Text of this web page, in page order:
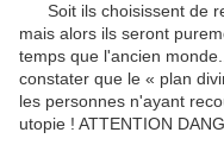
Soit ils choisissent de
mais alors ils seront
temps que l'ancien
constater que le « plan
les personnes n'ayant
utopie ! ATTENTION